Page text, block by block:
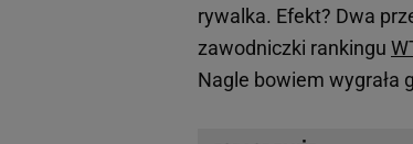
rywalka. Efekt? Dwa
zawodniczki rankingu
Nagle bowiem wygrała